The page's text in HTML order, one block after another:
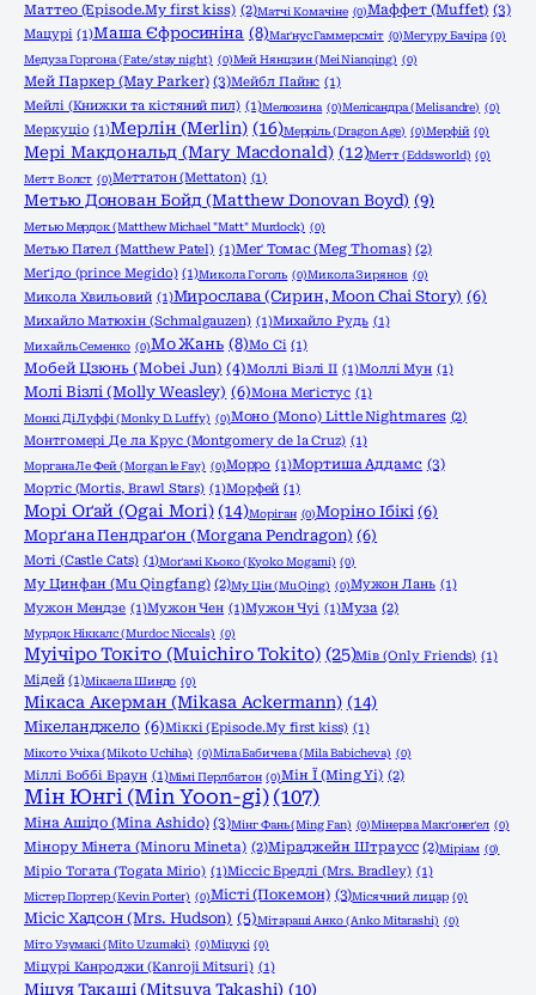
Маттео (Episode.My first kiss) (2)Матчі Комачіне (0)Маффет (Muffet) (3)
Мацурі (1)Маша Єфросиніна (8)Маґнус Гаммерсміт (0)Мегуру Бачіра (0)
Медуза Горгона (Fate/stay night) (0)Мей Нянцзин (Mei Nianqing) (0)
Мей Паркер (May Parker) (3)Мейбл Пайнс (1)
Мейлі (Книжки та кістяний пил) (1)Мелюзина (0)Мелісандра (Melisandre) (0)
Меркуціо (1)Мерлін (Merlin) (16)Мерріль (Dragon Age) (0)Мерфій (0)
Мері Макдональд (Mary Macdonald) (12)Метт (Eddsworld) (0)
Метт Волст (0)Меттатон (Mettaton) (1)
Метью Донован Бойд (Matthew Donovan Boyd) (9)
Метью Мердок (Matthew Michael "Matt" Murdock) (0)
Метью Пател (Matthew Patel) (1)Меґ Томас (Meg Thomas) (2)
Меґідо (prince Megido) (1)Микола Гоголь (0)Микола Зирянов (0)
Микола Хвильовий (1)Мирослава (Сирин, Moon Chai Story) (6)
Михайло Матюхін (Schmalgauzen) (1)Михайло Рудь (1)
Михайль Семенко (0)Мо Жань (8)Мо Сі (1)
Мобей Цзюнь (Mobei Jun) (4)Моллі Візлі ІІ (1)Моллі Мун (1)
Молі Візлі (Molly Weasley) (6)Мона Меґістус (1)
Монкі Ді Луффі (Monky D. Luffy) (0)Моно (Mono) Little Nightmares (2)
Монтгомері Де ла Крус (Montgomery de la Cruz) (1)
Моргана Ле Фей (Morgan le Fay) (0)Морро (1)Мортиша Аддамс (3)
Мортіс (Mortis, Brawl Stars) (1)Морфей (1)
Морі Оґай (Ogai Mori) (14)Моріган (0)Моріно Ібікі (6)
Морґана Пендраґон (Morgana Pendragon) (6)
Моті (Castle Cats) (1)Моґамі Кьоко (Kyoko Mogami) (0)
Му Цинфан (Mu Qingfang) (2)Му Цін (Mu Qing) (0)Мужон Лань (1)
Мужон Мендзе (1)Мужон Чен (1)Мужон Чуі (1)Муза (2)
Мурдок Ніккалс (Murdoc Niccals) (0)
Муічіро Токіто (Muichiro Tokito) (25)Мів (Only Friends) (1)
Мідей (1)Мікаела Шиндо (0)
Мікаса Акерман (Mikasa Ackermann) (14)
Мікеланджело (6)Міккі (Episode.My first kiss) (1)
Мікото Учіха (Mikoto Uchiha) (0)Міла Бабичева (Mila Babicheva) (0)
Міллі Боббі Браун (1)Мімі Перлбатон (0)Мін Ї (Ming Yi) (2)
Мін Юнгі (Min Yoon-gi) (107)
Міна Ашідо (Mina Ashido) (3)Мінг Фань (Ming Fan) (0)Мінерва Макґонеґел (0)
Мінору Мінета (Minoru Mineta) (2)Міраджейн Штраусс (2)Міріам (0)
Міріо Тогата (Togata Mirio) (1)Міссіс Бредлі (Mrs. Bradley) (1)
Містер Портер (Kevin Porter) (0)Місті (Покемон) (3)Місячний лицар (0)
Місіс Хадсон (Mrs. Hudson) (5)Мітараші Анко (Anko Mitarashi) (0)
Міто Узумакі (Mito Uzumaki) (0)Міцукі (0)
Міцурі Канроджи (Kanroji Mitsuri) (1)
Міцуя Такаші (Mitsuya Takashi) (10)